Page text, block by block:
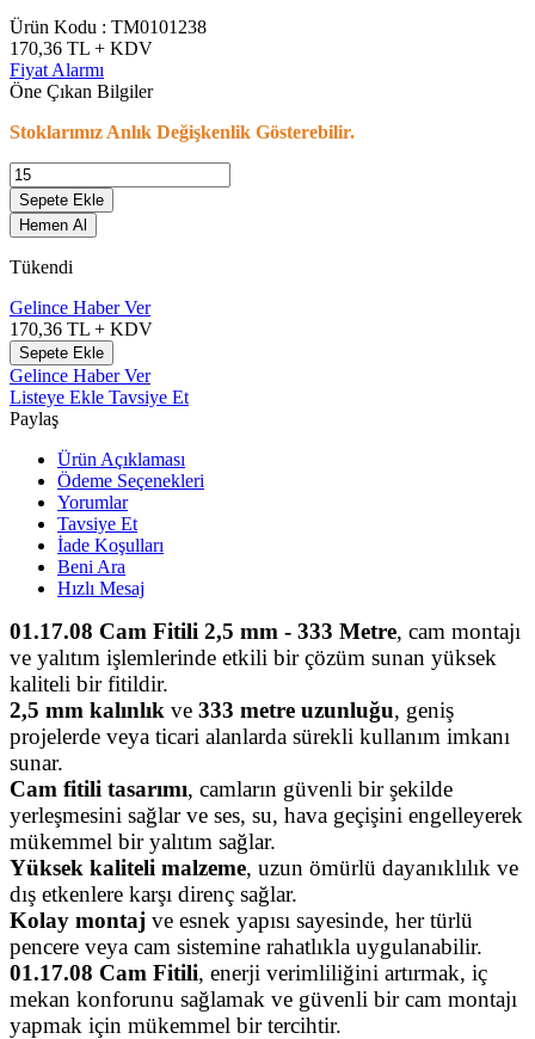
Ürün Kodu : TM0101238
170,36 TL + KDV
Fiyat Alarmı
Öne Çıkan Bilgiler
Stoklarımız Anlık Değişkenlik Gösterebilir.
Sepete Ekle
Hemen Al
Tükendi
Gelince Haber Ver
170,36 TL + KDV
Sepete Ekle
Gelince Haber Ver
Listeye Ekle Tavsiye Et
Paylaş
Ürün Açıklaması
Ödeme Seçenekleri
Yorumlar
Tavsiye Et
İade Koşulları
Beni Ara
Hızlı Mesaj
01.17.08 Cam Fitili 2,5 mm - 333 Metre, cam montajı
ve yalıtım işlemlerinde etkili bir çözüm sunan yüksek
kaliteli bir fitildir.
2,5 mm kalınlık ve 333 metre uzunluğu, geniş
projelerde veya ticari alanlarda sürekli kullanım imkanı
sunar.
Cam fitili tasarımı, camların güvenli bir şekilde
yerleşmesini sağlar ve ses, su, hava geçişini engelleyerek
mükemmel bir yalıtım sağlar.
Yüksek kaliteli malzeme, uzun ömürlü dayanıklılık ve
dış etkenlere karşı direnç sağlar.
Kolay montaj ve esnek yapısı sayesinde, her türlü
pencere veya cam sistemine rahatlıkla uygulanabilir.
01.17.08 Cam Fitili, enerji verimliliğini artırmak, iç
mekan konforunu sağlamak ve güvenli bir cam montajı
yapmak için mükemmel bir tercihtir.